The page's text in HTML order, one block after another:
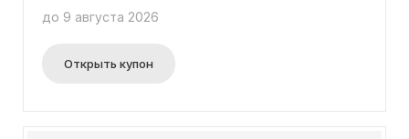
до 9 августа 2026
Открыть купон